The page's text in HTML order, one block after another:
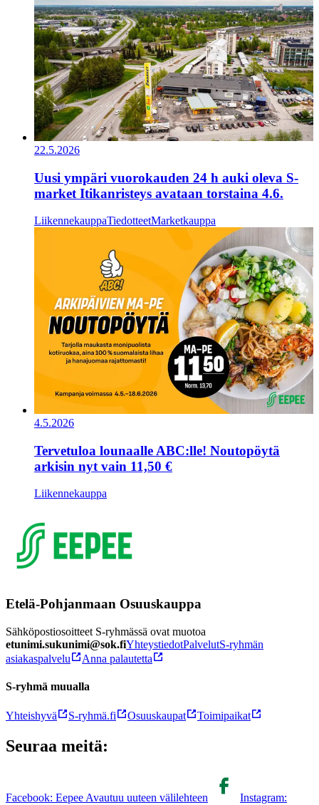
22.5.2026
Uusi ympäri vuorokauden 24 h auki oleva S-
market Itikanristeys avataan torstaina 4.6.
LiikennekauppaTiedotteetMarketkauppa
4.5.2026
Tervetuloa lounaalle ABC:lle! Noutopöytä
arkisin nyt vain 11,50 €
Liikennekauppa
Etelä-Pohjanmaan Osuuskauppa
Sähköpostiosoitteet S-ryhmässä ovat muotoa
etunimi.sukunimi@sok.fiYhteystiedotPalvelutS-ryhmän
asiakaspalvelu
Anna palautetta
S-ryhmä muualla
Yhteishyvä S-ryhmä.fi Osuuskaupat Toimipaikat
Seuraa meitä:
Facebook: Eepee Avautuu uuteen välilehteen Instagram: